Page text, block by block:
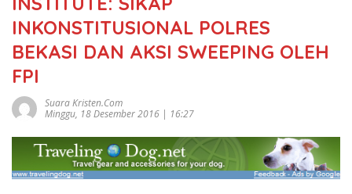
INKONSTITUSIONAL POLRES
BEKASI DAN AKSI SWEEPING OLEH
FPI
Suara Kristen.com
Minggu, 18 Desember 2016 | 16:27